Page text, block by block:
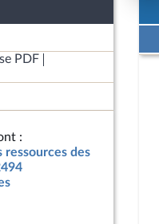
PDF
:
ressources des